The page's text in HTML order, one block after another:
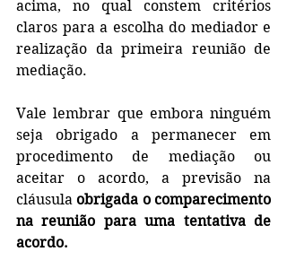
acima, no qual constem critérios
claros para a escolha do mediador e
realização da primeira reunião de
mediação.
Vale lembrar que embora ninguém
seja obrigado a permanecer em
procedimento de mediação ou
aceitar o acordo, a previsão na
cláusula obrigada o comparecimento
na reunião para uma tentativa de
acordo.